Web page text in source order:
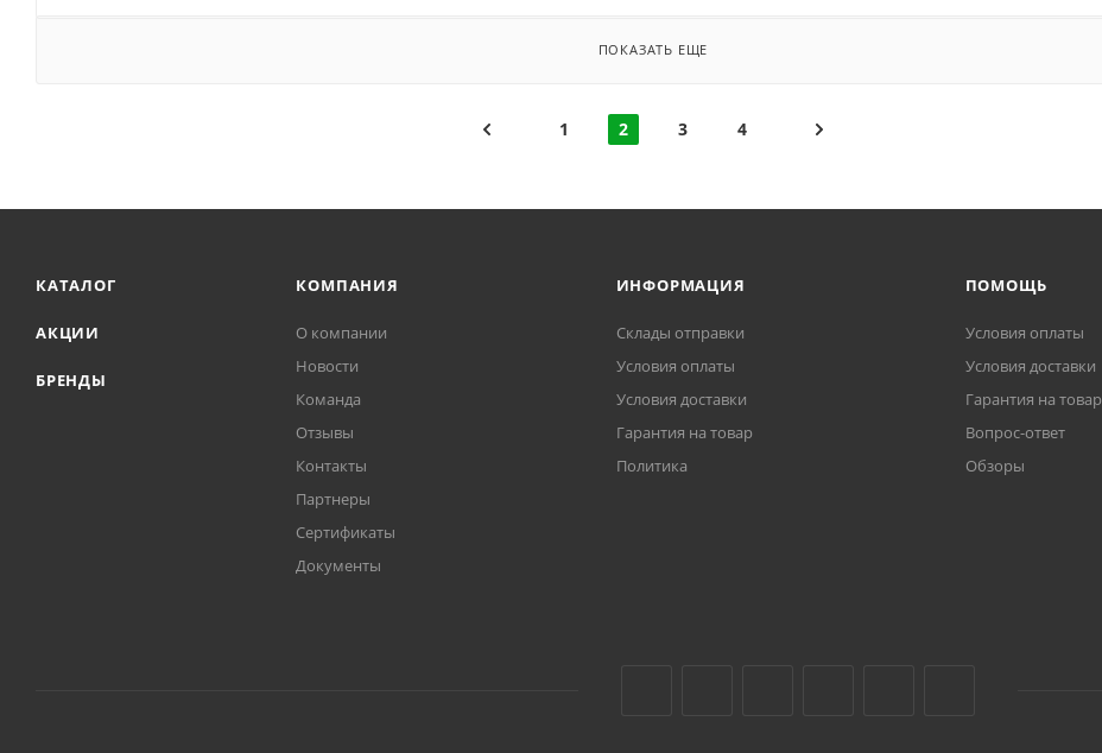
ПОКАЗАТЬ ЕЩЕ
1 2 3 4
КАТАЛОГ
АКЦИИ
БРЕНДЫ
КОМПАНИЯ
О компании
Новости
Команда
Отзывы
Контакты
Партнеры
Сертификаты
Документы
ИНФОРМАЦИЯ
Склады отправки
Условия оплаты
Условия доставки
Гарантия на товар
Политика
ПОМОЩЬ
Условия оплаты
Условия доставки
Гарантия на товар
Вопрос-ответ
Обзоры